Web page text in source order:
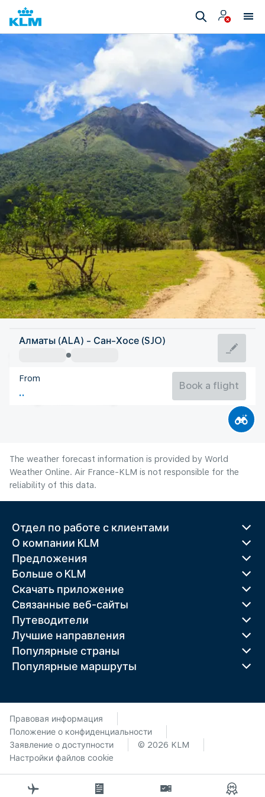
Costa Rica
San Jose
Costa Rica
Flight time
Алматы (ALA) - Сан-Хосе (SJO)
From
Book a flight
The weather forecast information is provided by World
Weather Online. Air France-KLM is not responsible for the
reliability of this data.
Отдел по работе с клиентами
О компании KLM
Предложения
Больше o KLM
Скачать приложение
Связанные веб-сайты
Путеводители
Лучшие направления
Популярные страны
Популярные маршруты
Правовая информация
Положение о конфиденциальности
Заявление о доступности
© 2026 KLM
Настройки файлов cookie